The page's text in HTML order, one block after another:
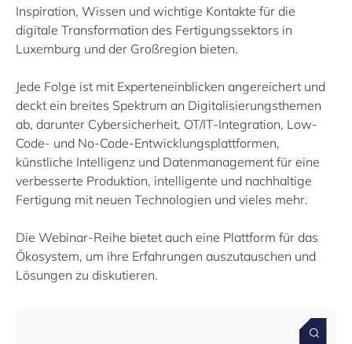
Inspiration, Wissen und wichtige Kontakte für die
digitale Transformation des Fertigungssektors in
Luxemburg und der Großregion bieten.
Jede Folge ist mit Experteneinblicken angereichert und
deckt ein breites Spektrum an Digitalisierungsthemen
ab, darunter Cybersicherheit, OT/IT-Integration, Low-
Code- und No-Code-Entwicklungsplattformen,
künstliche Intelligenz und Datenmanagement für eine
verbesserte Produktion, intelligente und nachhaltige
Fertigung mit neuen Technologien und vieles mehr.
Die Webinar-Reihe bietet auch eine Plattform für das
Ökosystem, um ihre Erfahrungen auszutauschen und
Lösungen zu diskutieren.
Filter by subtype
Wissen (1)
Medien (1)
Filter by year
2025
2023